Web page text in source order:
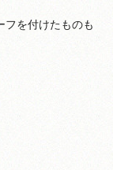
を付けたものも